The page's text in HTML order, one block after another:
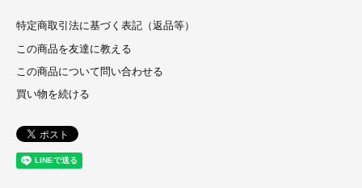
特定商取引法に基づく表記（返品等）
この商品を友達に教える
この商品について問い合わせる
買い物を続ける